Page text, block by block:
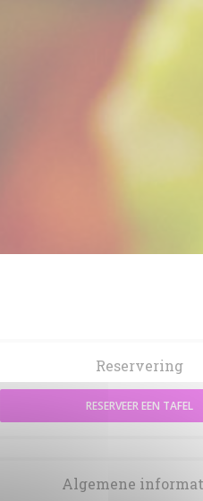
Reservering
RESERVEER EEN TAFEL
Algemene